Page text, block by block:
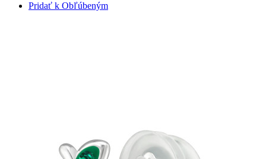
Pridať k Obľúbeným